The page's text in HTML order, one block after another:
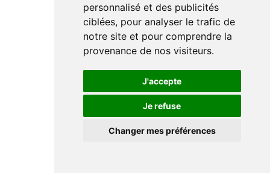
personnalisé et des publicités
ciblées, pour analyser le trafic de
notre site et pour comprendre la
provenance de nos visiteurs.
J'accepte
Je refuse
Changer mes préférences